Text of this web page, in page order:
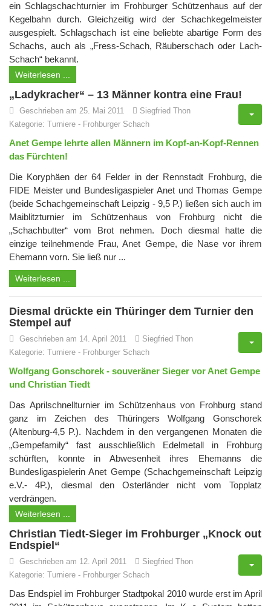
ein Schlagschachturnier im Frohburger Schützenhaus auf der
Kegelbahn durch. Gleichzeitig wird der Schachkegelmeister
ausgespielt. Schlagschach ist eine beliebte abartige Form des
Schachs, auch als „Fress-Schach, Räuberschach oder Lach-
Schach“ bekannt.
Weiterlesen ...
„Ladykracher“ – 13 Männer kontra eine Frau!
Geschrieben am 25. Mai 2011
Siegfried Thon
Kategorie: Turniere - Frohburger Schach
Anet Gempe lehrte allen Männern im Kopf-an-Kopf-Rennen
das Fürchten!
Die Koryphäen der 64 Felder in der Rennstadt Frohburg, die
FIDE Meister und Bundesligaspieler Anet und Thomas Gempe
(beide Schachgemeinschaft Leipzig - 9,5 P.) ließen sich auch im
Maiblitzturnier im Schützenhaus von Frohburg nicht die
„Schachbutter“ vom Brot nehmen. Doch diesmal hatte die
einzige teilnehmende Frau, Anet Gempe, die Nase vor ihrem
Ehemann vorn. Sie ließ nur ...
Weiterlesen ...
Diesmal drückte ein Thüringer dem Turnier den
Stempel auf
Geschrieben am 14. April 2011
Siegfried Thon
Kategorie: Turniere - Frohburger Schach
Wolfgang Gonschorek - souveräner Sieger vor Anet Gempe
und Christian Tiedt
Das Aprilschnellturnier im Schützenhaus von Frohburg stand
ganz im Zeichen des Thüringers Wolfgang Gonschorek
(Altenburg-4,5 P.). Nachdem in den vergangenen Monaten die
„Gempefamily“ fast ausschließlich Edelmetall in Frohburg
schürften, konnte in Abwesenheit ihres Ehemanns die
Bundesligaspielerin Anet Gempe (Schachgemeinschaft Leipzig
e.V.- 4P.), diesmal den Osterländer nicht vom Topplatz
verdrängen.
Weiterlesen ...
Christian Tiedt-Sieger im Frohburger „Knock out
Endspiel“
Geschrieben am 12. April 2011
Siegfried Thon
Kategorie: Turniere - Frohburger Schach
Das Endspiel im Frohburger Stadtpokal 2010 wurde erst im April